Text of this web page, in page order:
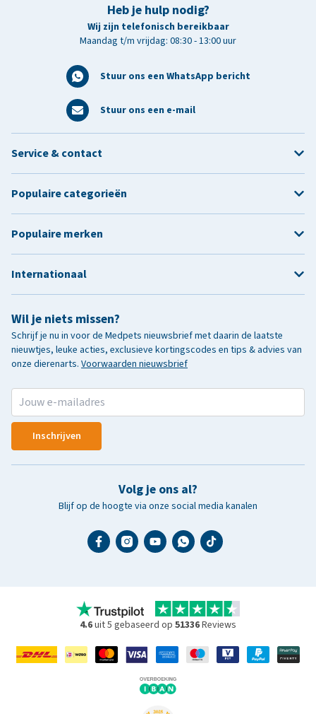
Heb je hulp nodig?
Wij zijn telefonisch bereikbaar
Maandag t/m vrijdag: 08:30 - 13:00 uur
Stuur ons een WhatsApp bericht
Stuur ons een e-mail
Wil je niets missen?
Schrijf je nu in voor de Medpets nieuwsbrief met daarin de laatste
nieuwtjes, leuke acties, exclusieve kortingscodes en tips & advies van
onze dierenarts. Voorwaarden nieuwsbrief
Inschrijven
Volg je ons al?
Blijf op de hoogte via onze social media kanalen
Service & contact
Populaire categorieën
Populaire merken
Internationaal
4.6uit 5 gebaseerd op 51336Reviews